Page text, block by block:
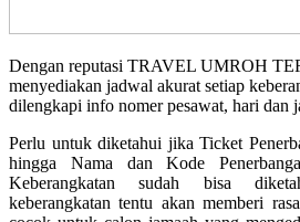
Dengan reputasi TRAVEL UMROH
menyediakan jadwal akurat setiap
dilengkapi info nomer pesawat, hari dan
Perlu untuk diketahui jika Ticket
hingga Nama dan Kode
Keberangkatan sudah bisa
keberangkatan tentu akan memberi